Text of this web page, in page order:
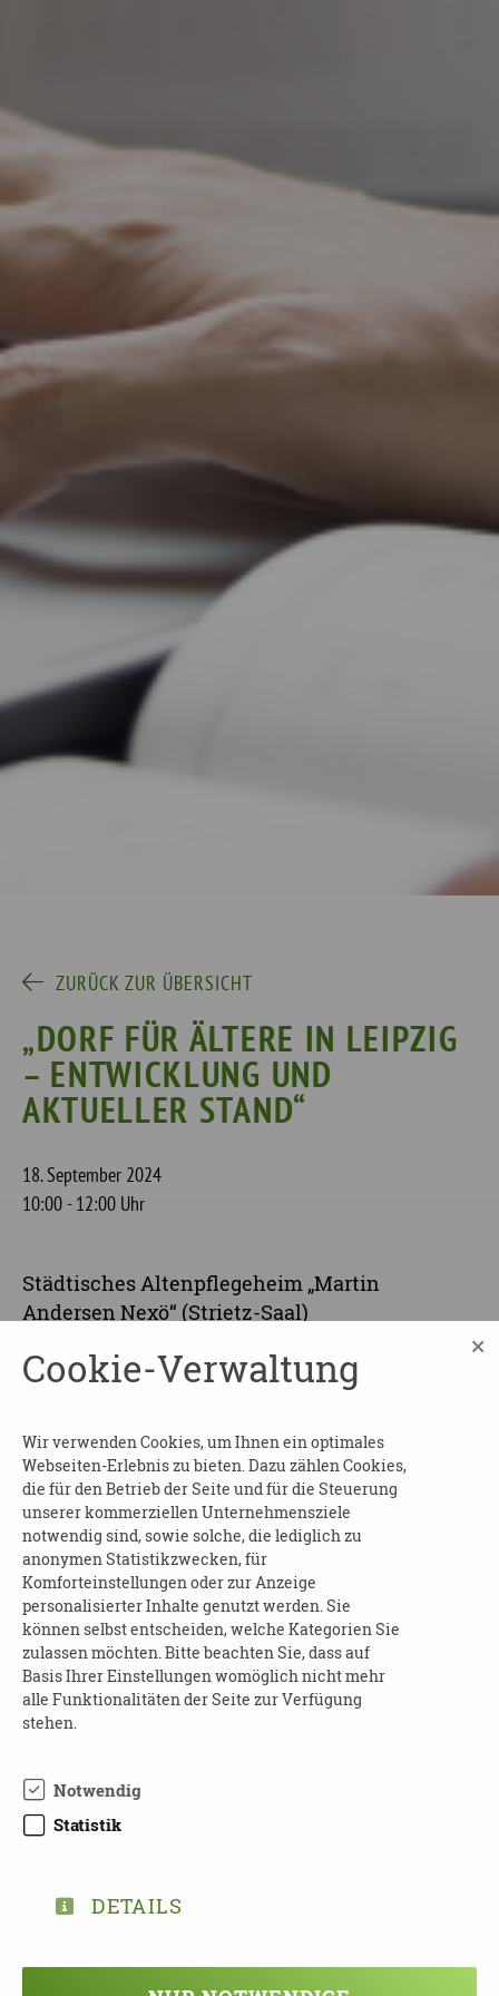
ZURÜCK ZUR ÜBERSICHT
„DORF FÜR ÄLTERE IN LEIPZIG
– ENTWICKLUNG UND
AKTUELLER STAND“
18. September 2024
10:00 - 12:00 Uhr
Städtisches Altenpflegeheim „Martin
Andersen Nexö“ (Strietz-Saal)
04317
Referent: Stefan Eckner - Geschäftsführer
Städtischen Altenpflegeheime Leipzig gGmbH
Anmeldung:
Telefon: 0341 123 4510
E-Mail: demenzberatung@leipzig.de
Veranstalter: Städtische Altenpflegeheime
Leipzig gGmbH
TEILEN
Cookie-Verwaltung ×
Wir verwenden Cookies, um Ihnen ein optimales
Webseiten-Erlebnis zu bieten. Dazu zählen Cookies,
die für den Betrieb der Seite und für die Steuerung
unserer kommerziellen Unternehmensziele
notwendig sind, sowie solche, die lediglich zu
anonymen Statistikzwecken, für
Komforteinstellungen oder zur Anzeige
personalisierter Inhalte genutzt werden. Sie
können selbst entscheiden, welche Kategorien Sie
zulassen möchten. Bitte beachten Sie, dass auf
Basis Ihrer Einstellungen womöglich nicht mehr
alle Funktionalitäten der Seite zur Verfügung
stehen.
Notwendig
Statistik
DETAILS